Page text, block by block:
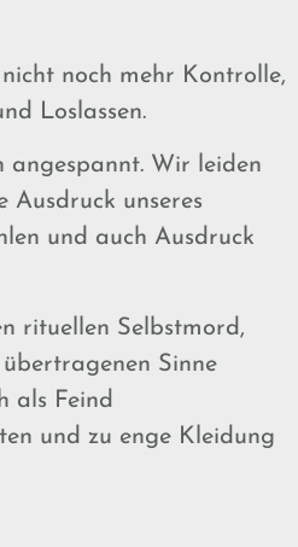
noch mehr Kontrolle,
Loslassen.
angespannt. Wir leiden
Ausdruck unseres
und auch Ausdruck
rituellen Selbstmord,
Sinne
als Feind
und zu enge Kleidung